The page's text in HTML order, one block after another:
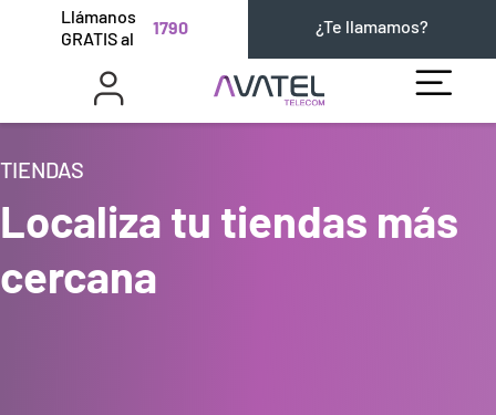
Llámanos
GRATIS al
1790 ¿Te llamamos?
TIENDAS
Localiza tu tiendas más
cercana